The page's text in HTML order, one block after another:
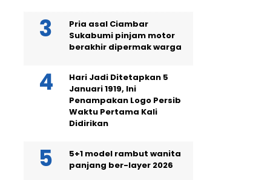
Pria asal Ciambar
Sukabumi pinjam motor
berakhir dipermak warga
Hari Jadi Ditetapkan 5
Januari 1919, Ini
Penampakan Logo Persib
Waktu Pertama Kali
Didirikan
5+1 model rambut wanita
panjang ber-layer 2026